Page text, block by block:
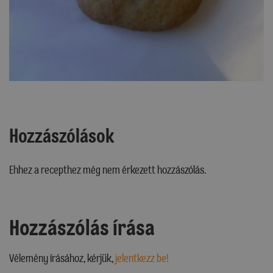
Hozzászólások
Ehhez a recepthez még nem érkezett hozzászólás.
Hozzászólás írása
Vélemény írásához, kérjük,jelentkezz be!